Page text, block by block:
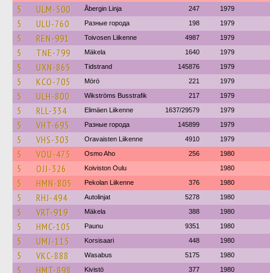
5 ULM-500 Åbergin Linja 247 1979
5 ULU-760 Разные города 198 1979
5 REN-991 Toivosen Liikenne 4987 1979
5 TNE-799 Mäkela 1640 1979
5 UXN-865 Tidstrand 145876 1979
5 KCO-705 Mörö 221 1979
5 ULH-800 Wikströms Busstrafik 217 1979
5 RLL-334 Elimäen Liikenne 1637/29579 1979
5 VHT-695 Разные города 145899 1979
5 VHS-303 Oravaisten Liikenne 4910 1979
5 VOU-475 Osmo Aho 256 1980
5 OJJ-326 Koiviston Oulu 1980
5 HMN-805 Pekolan Liikenne 376 1980
5 RHJ-494 Autolinjat 5278 1980
5 VRT-919 Mäkela 388 1980
5 HMC-105 Paunu 9351 1980
5 UMJ-115 Korsisaari 448 1980
5 VKC-888 Wasabus 5175 1980
5 HMT-898 Kivistö 377 1980